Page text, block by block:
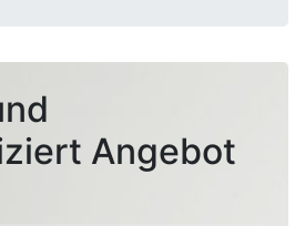
Angebot